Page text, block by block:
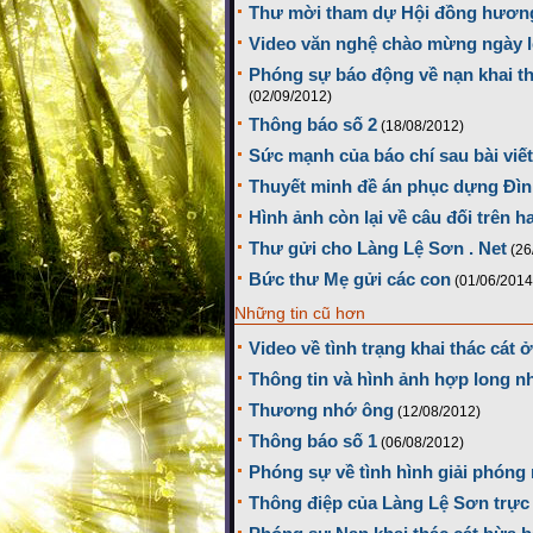
Thư mời tham dự Hội đồng
Video văn nghệ chào mừng ngày
Phóng sự báo động về nạn khai
(02/09/2012)
Thông báo số 2 (18/08/2012)
Sức mạnh của báo chí sau bài
Thuyết minh đề án phục dựng
Hình ảnh còn lại về câu đối trên
Thư gửi cho Làng Lệ Sơn . Net
Bức thư Mẹ gửi các con (01/06/
Những tin cũ hơn
Video về tình trạng khai thác cát
Thông tin và hình ảnh hợp long
Thương nhớ ông (12/08/2012)
Thông báo số 1 (06/08/2012)
Phóng sự về tình hình giải phóng
Thông điệp của Làng Lệ Sơn